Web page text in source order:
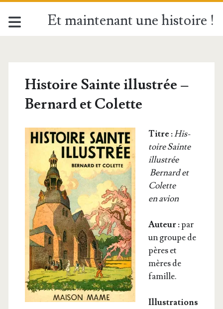
Et maintenant une histoire !
Histoire Sainte illustrée –
Bernard et Colette
Titre :His­
toire Sainte
illustrée
Ber­nard et
Colette
en avion
Auteur :par
un groupe de
pères et
mères de
famille.
Illus­tra­tions